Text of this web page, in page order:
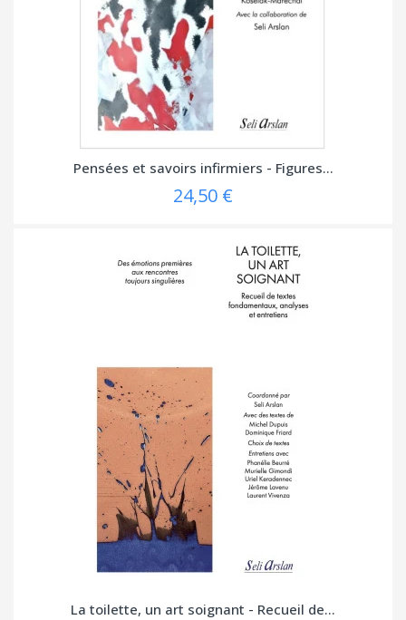
Pensées et savoirs infirmiers - Figures...
24,50 €
La toilette, un art soignant - Recueil de...